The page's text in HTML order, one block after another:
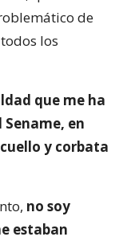
de
los
que me ha
en
y corbata
no soy
estaban